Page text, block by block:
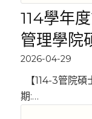
114學年
管理學院
2026-04-29
【114-3管院碩
期:…